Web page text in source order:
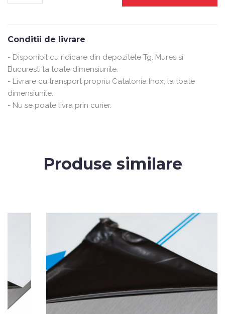
Conditii de livrare
- Disponibil cu ridicare din depozitele Tg. Mures si
Bucuresti la toate dimensiunile.
- Livrare cu transport propriu Catalonia Inox, la toate
dimensiunile.
- Nu se poate livra prin curier.
Produse similare